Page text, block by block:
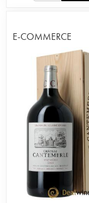
E-COMMERCE